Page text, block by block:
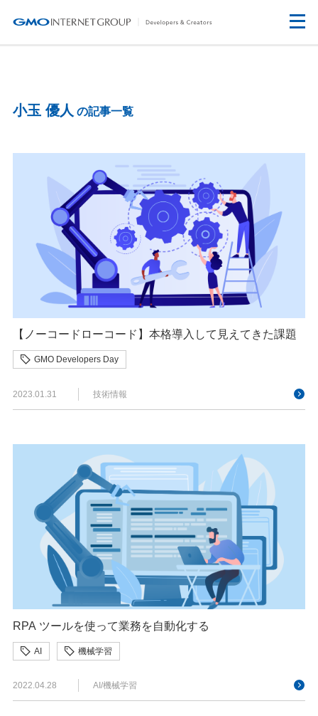
小玉 優人 の記事一覧
【ノーコードローコード】本格導入して見えてきた課題
GMO Developers Day
2023.01.31 技術情報
RPA ツールを使って業務を自動化する
AI 機械学習
2022.04.28 AI/機械学習